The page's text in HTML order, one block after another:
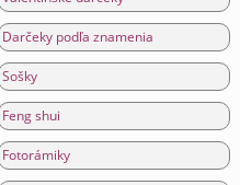
Darčeky podľa znamenia
Sošky
Feng shui
Fotorámiky